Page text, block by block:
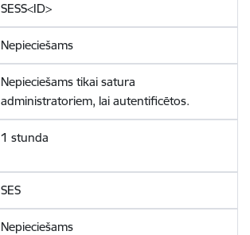
SESS<ID>
Nepieciešams
Nepieciešams tikai satura
administratoriem, lai autentificētos.
1 stunda
SES
Nepieciešams